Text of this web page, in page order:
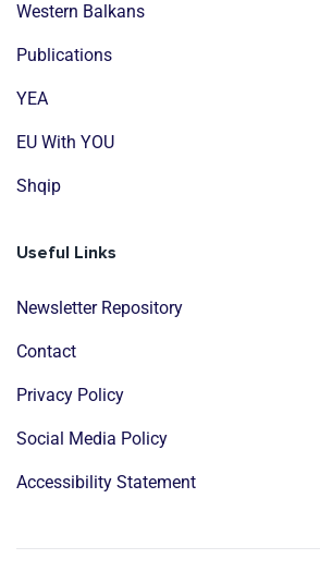
Western Balkans
Publications
YEA
EU With YOU
Shqip
Useful Links
Newsletter Repository
Contact
Privacy Policy
Social Media Policy
Accessibility Statement